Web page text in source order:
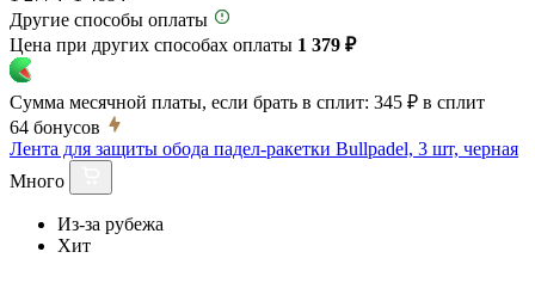
Другие способы оплаты
Цена при других способах оплаты 1 379 ₽
Сумма месячной платы, если брать в сплит: 345 ₽ в сплит
64 бонусов
Лента для защиты обода падел-ракетки Bullpadel, 3 шт, черная
Много
Из-за рубежа
Хит